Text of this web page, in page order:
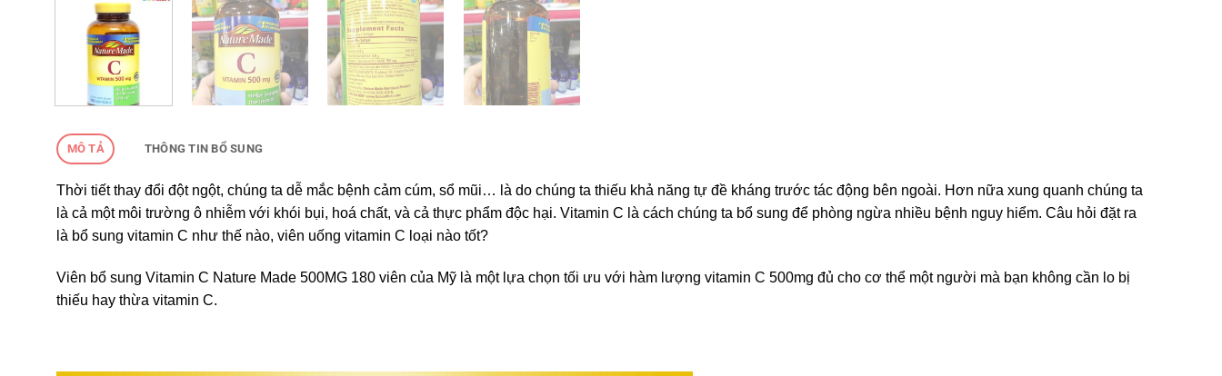
MÔ TẢ THÔNG TIN BỔ SUNG
Thời tiết thay đổi đột ngột, chúng ta dễ mắc bệnh cảm cúm, sổ mũi… là do chúng ta thiếu khả năng tự đề kháng trước tác động bên ngoài. Hơn nữa xung quanh chúng ta
là cả một môi trường ô nhiễm với khói bụi, hoá chất, và cả thực phẩm độc hại. Vitamin C là cách chúng ta bổ sung để phòng ngừa nhiều bệnh nguy hiểm. Câu hỏi đặt ra
là bổ sung vitamin C như thế nào, viên uống vitamin C loại nào tốt?
Viên bổ sung Vitamin C Nature Made 500MG 180 viên của Mỹ là một lựa chọn tối ưu với hàm lượng vitamin C 500mg đủ cho cơ thể một người mà bạn không cần lo bị
thiếu hay thừa vitamin C.